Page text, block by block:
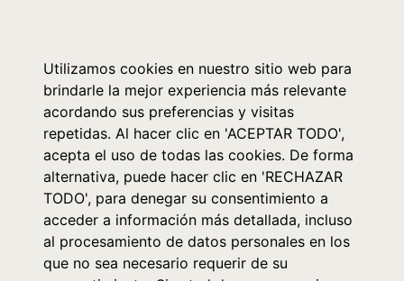
Utilizamos cookies en nuestro sitio web para
brindarle la mejor experiencia más relevante
acordando sus preferencias y visitas
repetidas. Al hacer clic en 'ACEPTAR TODO',
acepta el uso de todas las cookies. De forma
alternativa, puede hacer clic en 'RECHAZAR
TODO', para denegar su consentimiento a
acceder a información más detallada, incluso
al procesamiento de datos personales en los
que no sea necesario requerir de su